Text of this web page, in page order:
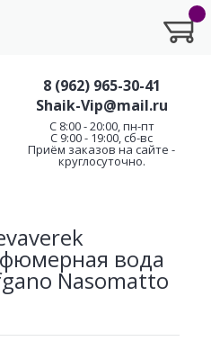
8 (962) 965-30-41
Shaik-Vip@mail.ru
C 8:00 - 20:00, пн-пт
С 9:00 - 19:00, сб-вс
Приём заказов на сайте -
круглосуточно.
вода
Nasomatto